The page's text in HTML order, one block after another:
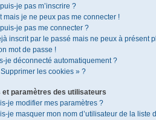
je pas m’inscrire ?
mais je ne peux pas me connecter !
je pas me connecter ?
inscrit par le passé mais ne peux à présent
mot de passe !
je déconnecté automatiquement ?
les cookies » ?
et paramètres des utilisateurs
je modifier mes paramètres ?
je masquer mon nom d’utilisateur de la liste